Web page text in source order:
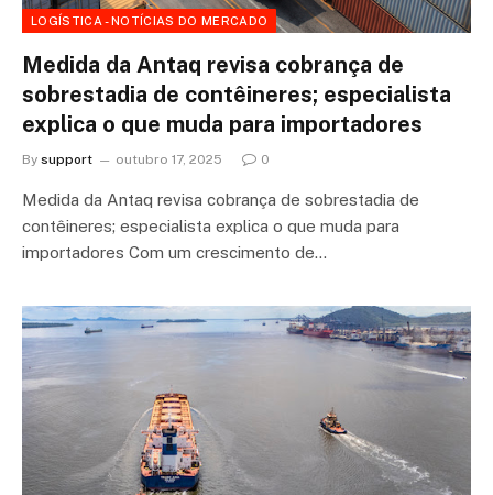
LOGÍSTICA - NOTÍCIAS DO MERCADO
Medida da Antaq revisa cobrança de
sobrestadia de contêineres; especialista
explica o que muda para importadores
By support outubro 17, 2025 0
Medida da Antaq revisa cobrança de sobrestadia de
contêineres; especialista explica o que muda para
importadores Com um crescimento de…